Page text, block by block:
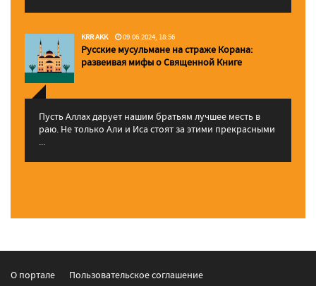
KRR AKK 09.06.2024, 18:56
Русские мусульмане на страже Корана:
pазвеивая мифы о Священной Книге
Пусть Аллах дарует нашим братьям лучшее месть в
раю. Не только Али и Иса стоят за этими прекрасными
...
О портале Пользовательское соглашение